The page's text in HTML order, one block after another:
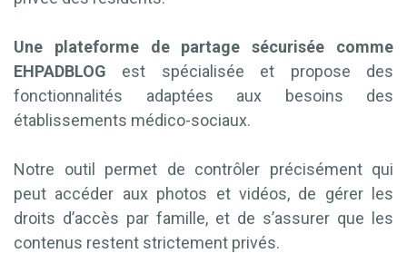
Une plateforme de partage sécurisée comme
EHPADBLOG est spécialisée et propose des
fonctionnalités adaptées aux besoins des
établissements médico-sociaux.
Notre outil permet de contrôler précisément qui
peut accéder aux photos et vidéos, de gérer les
droits d’accès par famille, et de s’assurer que les
contenus restent strictement privés.